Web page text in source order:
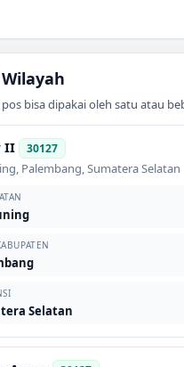
bisa dipakai oleh satu atau
II 30127
, Palembang,Sumatera Selatan
Selatan